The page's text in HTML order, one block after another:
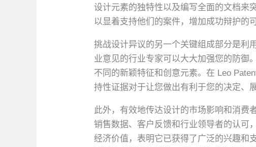
设计元素的独特性以及编写全面的文档来
以显着支持他们的案件，增加成功辩护的
挑战设计异议的另一个关键组成部分是利
业意见的行业专家可以大大加强您的防御
不同的新颖特征和创意元素。在 Leo
持性证据对于让您做出有利于您的决定、
此外，有效地传达设计的市场影响和消费
销售数据、客户反馈和行业领导者的认可
经济价值，表明它已获得了广泛的兴趣和